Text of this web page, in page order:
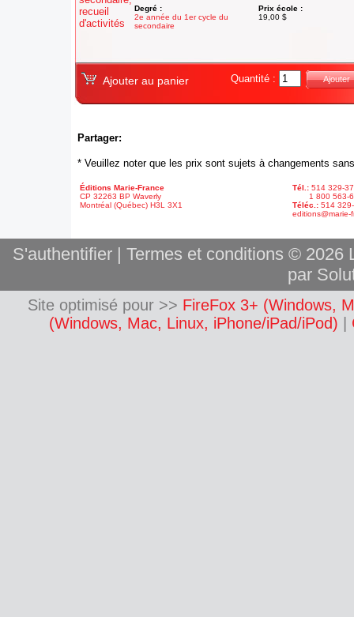
Degré :
2e année du 1er cycle du
secondaire
Prix école :
19,00 $
Ajouter au panier Quantité : Ajouter
Partager:
* Veuillez noter que les prix sont sujets à changements
Éditions Marie-France
CP 32263 BP Waverly
Montréal (Québec) H3L 3X1
Tél.: 514 329-
1 800 563-
Téléc.: 514
editions@marie-
S'authentifier| Termes et conditions © 2026
par
Site optimisé pour >> FireFox 3+ (Windows,
(Windows, Mac, Linux, iPhone/iPad/iPod)